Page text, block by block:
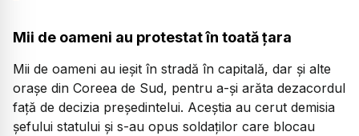
Mii de oameni au protestat în toată țara
Mii de oameni au ieșit în stradă în capitală, dar și alte
orașe din Coreea de Sud, pentru a-și arăta dezacordul
față de decizia președintelui. Aceștia au cerut demisia
șefului statului și s-au opus soldaților care blocau